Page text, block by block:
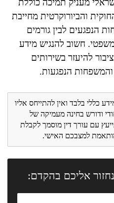
והביורוקרטית מחייבת
הנפגעים לבין גורמים
חשוב להנגיש מידע
להיעזר בשירותים
והמשפחות הנפגעות.
כללי בלבד ואין להתייחס אליו
ודורש בחינה מעמיקה של
עם עורך דין מוסמך לקבלת
למצבכם האישי.
אליכם בהקדם: